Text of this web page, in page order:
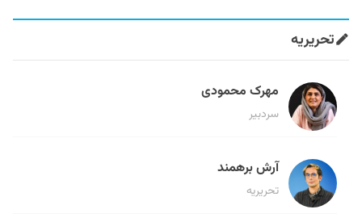
تحریریه
مهرک محمودی
سردبیر
آرش برهمند
تحریریه